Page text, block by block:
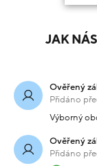
JAK
Ověřený
Přidáno
Výborný
Ověřený
Přidáno